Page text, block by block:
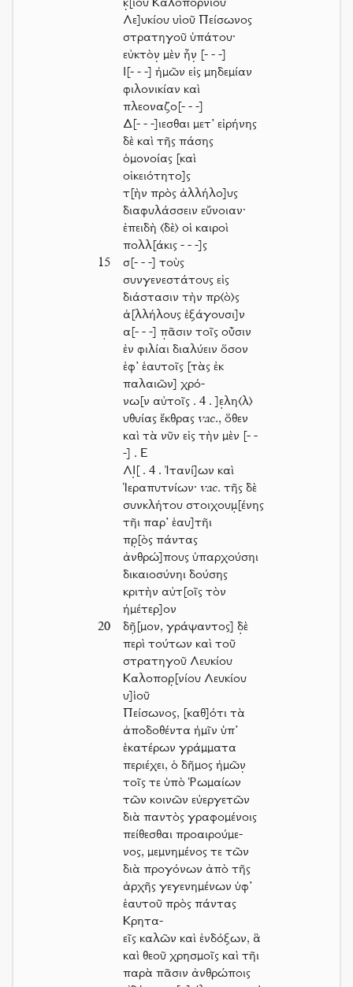
κ̣[ίου Καλοπορνίου
Λε]υκίου υἱοῦ Πείσωνος
στρατηγοῦ ὑπάτου·
εὐκτὸν̣ μὲν ἦν̣ [- - -]
Ι [- - -] ἡμῶν εἰς μηδεμίαν
φιλονικίαν καὶ
πλεοναζο [- - -]
Δ [- - -] ιεσθαι μετ’ εἰρήνης
δὲ καὶ τῆς πάσης
ὁμονοίας [καὶ
οἰκειότητο]ς
τ[ὴν πρὸς ἀλλήλο]υς
διαφυλάσσειν εὔνοιαν·
ἐπειδὴ ⟨δὲ⟩ οἱ καιροὶ
πολλ[άκις - - -] ς
15
σ [- - -] τοὺς
συνγενεστάτους εἰς
διάστασιν τὴν πρ⟨ὸ⟩ς
ἀ[λλήλους ἐξάγουσι]ν
α [- - -] π̣ᾶσιν τοῖς οὖσιν
ἐν φιλίαι διαλύειν ὅσον
ἐφ’ ἑαυτοῖς [τὰς ἐκ
παλαιῶν] χρό-
νω[ν αὐτοῖς . 4 . ] ε̣λη⟨λ⟩
υθυίας ἔκθρας vac., ὅθεν
καὶ τὰ νῦν εἰς τὴν μὲν [- -
-] . Ε
ΛΙ̣ [ . 4 . Ἰτανί]ων καὶ
Ἱεραπυτνίων· vac. τῆς δὲ
συνκλήτου στοιχουμ̣[ένης
τῆι παρ’ ἑαυ]τῆι
πρ̣[ὸς πάντας
ἀνθρώ]πους ὑπαρχούσηι
δικαιοσύνηι δούσης
κριτὴν αὐτ[οῖς τὸν
ἡμέτερ]ον
20
δῆ̣[μον, γράψαντος] δ̣ὲ
περὶ τούτων καὶ τοῦ
στρατηγοῦ Λευκίου
Καλοπορ̣[νίου Λευκίου
υ]ἱοῦ
Πείσωνος, [καθ]ότι τὰ
ἀποδοθέντα ἡμῖν ὑπ’
ἑκατέρων γράμματα
περιέχει, ὁ δῆμος ἡμῶν̣
τοῖς τε ὑπὸ Ῥωμαίων
τῶν κοινῶν εὐεργετῶν
διὰ παντὸς γραφομένοις
πείθεσθαι προαιρούμε-
νος, μεμνημένος τε τῶν
διὰ προγόνων ἀπὸ τῆς
ἀρχῆς γεγενημένων ὑφ’
ἑαυτοῦ πρὸς πάντας
Κρητα-
εῖς καλῶν καὶ ἐνδόξων, ἃ
καὶ θεοῦ χρησμοῖς καὶ τῆι
παρὰ πᾶσιν ἀνθρώποις